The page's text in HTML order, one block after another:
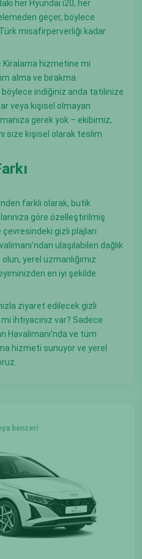
her Hyundai i20, her
geçer, böylece
misafirperverliği kadar
Kiralama hizmetine mi
alma ve bırakma
böylece indiğiniz anda tatilinize
veya kişisel olmayan
gerek yok – ekibimiz,
size kişisel olarak teslim
farklı olarak, butik
göre özelleştirilmiş
gizli plajları
ulaşılabilen dağlık
yerel uzmanlığımız
en iyi şekilde
ziyaret edilecek gizli
ihtiyacınız var? Sadece
Havalimanı'nda ve tüm
hizmeti sunuyor ve yerel
benzeri